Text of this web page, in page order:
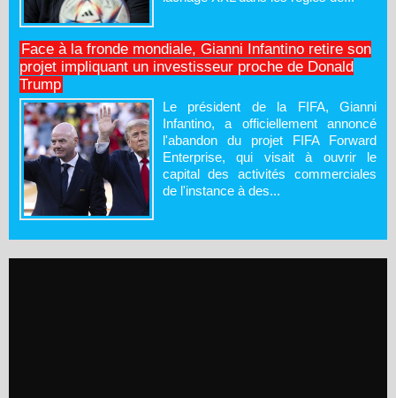
Face à la fronde mondiale, Gianni Infantino retire son
projet impliquant un investisseur proche de Donald
Trump
Le président de la FIFA, Gianni
Infantino, a officiellement annoncé
l'abandon du projet FIFA Forward
Enterprise, qui visait à ouvrir le
capital des activités commerciales
de l'instance à des...